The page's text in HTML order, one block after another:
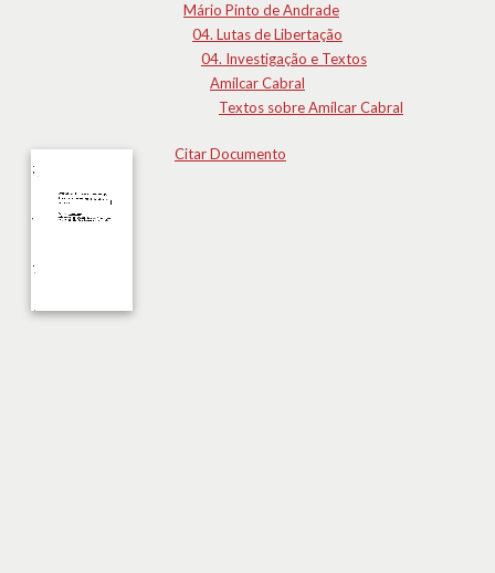
Mário Pinto de Andrade
04. Lutas de Libertação
04. Investigação e Textos
Amílcar Cabral
Textos sobre Amílcar Cabral
Citar Documento